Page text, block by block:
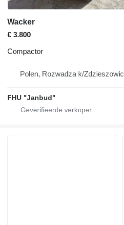
Wacker
€ 3.800
Compactor
Polen, Rozwadza k/Zdzieszowic
FHU "Janbud"